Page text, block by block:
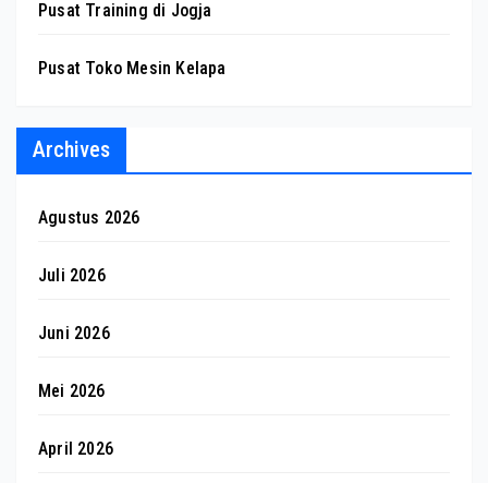
Pusat Training di Jogja
Pusat Toko Mesin Kelapa
Archives
Agustus 2026
Juli 2026
Juni 2026
Mei 2026
April 2026